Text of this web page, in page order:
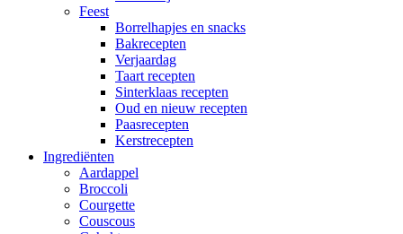
Feest
Borrelhapjes en snacks
Bakrecepten
Verjaardag
Taart recepten
Sinterklaas recepten
Oud en nieuw recepten
Paasrecepten
Kerstrecepten
Ingrediënten
Aardappel
Broccoli
Courgette
Couscous